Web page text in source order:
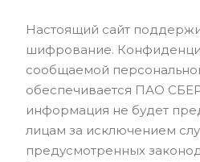
Настоящий сайт
шифрование.
сообщаемой
обеспечивается ПАО
информация не будет
лицам за исключением
предусмотренных